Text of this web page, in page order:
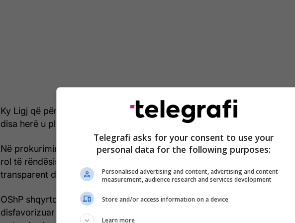
Ky Ligj që përbëhet prej dymbëdhjetë pjesëve me gjithsej 135 Nene,
disa herë u plotësua e ndryshua.
Në prokurimin publik, Organi Shqyrtues i Prokurimit [OShP] luan një
rol të rëndësishëm që procesi i prokurimit të jetë i drejtë,
transparent dhe në përputhje me Ligjin.
OShP shqyrton ankesat e operatorëve ekonomikë që ndihen të
disfavorizuar gjatë proceseve të prokurimit, si dhe siguron zbatimin
Telegrafi asks for your consent to use your
personal data for the following purposes:
Personalised advertising and content, advertising and content
measurement, audience research and services development
Store and/or access information on a device
Learn more